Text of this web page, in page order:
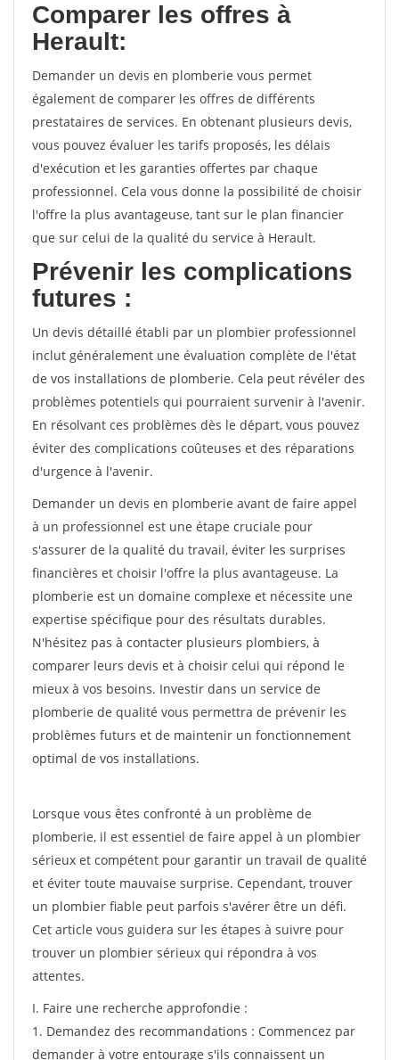
Comparer les offres à
Herault:
Demander un devis en plomberie vous permet
également de comparer les offres de différents
prestataires de services. En obtenant plusieurs devis,
vous pouvez évaluer les tarifs proposés, les délais
d'exécution et les garanties offertes par chaque
professionnel. Cela vous donne la possibilité de choisir
l'offre la plus avantageuse, tant sur le plan financier
que sur celui de la qualité du service à Herault.
Prévenir les complications
futures :
Un devis détaillé établi par un plombier professionnel
inclut généralement une évaluation complète de l'état
de vos installations de plomberie. Cela peut révéler des
problèmes potentiels qui pourraient survenir à l'avenir.
En résolvant ces problèmes dès le départ, vous pouvez
éviter des complications coûteuses et des réparations
d'urgence à l'avenir.
Demander un devis en plomberie avant de faire appel
à un professionnel est une étape cruciale pour
s'assurer de la qualité du travail, éviter les surprises
financières et choisir l'offre la plus avantageuse. La
plomberie est un domaine complexe et nécessite une
expertise spécifique pour des résultats durables.
N'hésitez pas à contacter plusieurs plombiers, à
comparer leurs devis et à choisir celui qui répond le
mieux à vos besoins. Investir dans un service de
plomberie de qualité vous permettra de prévenir les
problèmes futurs et de maintenir un fonctionnement
optimal de vos installations.
Lorsque vous êtes confronté à un problème de
plomberie, il est essentiel de faire appel à un plombier
sérieux et compétent pour garantir un travail de qualité
et éviter toute mauvaise surprise. Cependant, trouver
un plombier fiable peut parfois s'avérer être un défi.
Cet article vous guidera sur les étapes à suivre pour
trouver un plombier sérieux qui répondra à vos
attentes.
I. Faire une recherche approfondie :
1. Demandez des recommandations : Commencez par
demander à votre entourage s'ils connaissent un